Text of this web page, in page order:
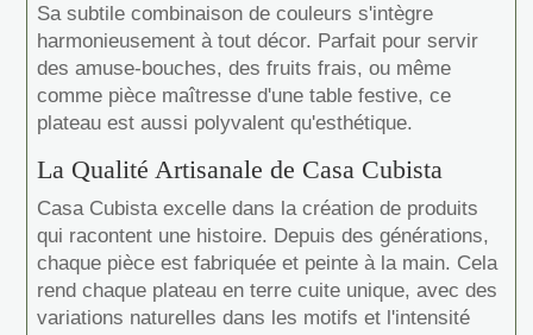
Sa subtile combinaison de couleurs s'intègre
harmonieusement à tout décor. Parfait pour servir
des amuse-bouches, des fruits frais, ou même
comme pièce maîtresse d'une table festive, ce
plateau est aussi polyvalent qu'esthétique.
La Qualité Artisanale de Casa Cubista
Casa Cubista excelle dans la création de produits
qui racontent une histoire. Depuis des générations,
chaque pièce est fabriquée et peinte à la main. Cela
rend chaque plateau en terre cuite unique, avec des
variations naturelles dans les motifs et l'intensité